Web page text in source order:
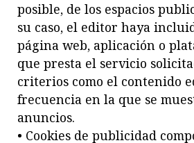
posible, de los espacios
su caso, el editor haya
página web, aplicación o
que presta el servicio
criterios como el contenido
frecuencia en la que se
anuncios.
• Cookies de publicidad